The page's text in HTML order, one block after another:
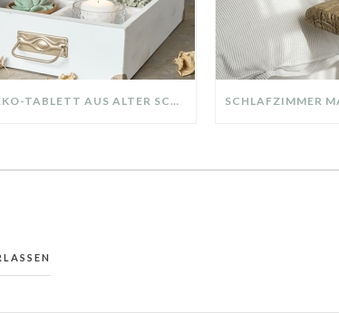
DIY-DEKO-TABLETT AUS ALTER SCHUBLADE – NACHHALTIGE HERBSTDEKO SELBER MACHEN!